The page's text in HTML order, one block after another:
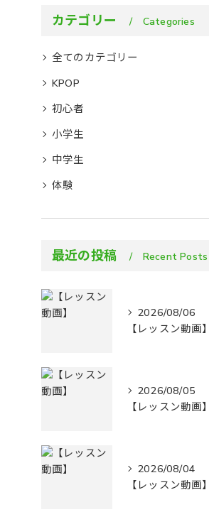
カテゴリー Categories
全てのカテゴリー
KPOP
初心者
小学生
中学生
体験
最近の投稿 Recent Posts
2026/08/06
【レッスン動画】
2026/08/05
【レッスン動画】
2026/08/04
【レッスン動画】